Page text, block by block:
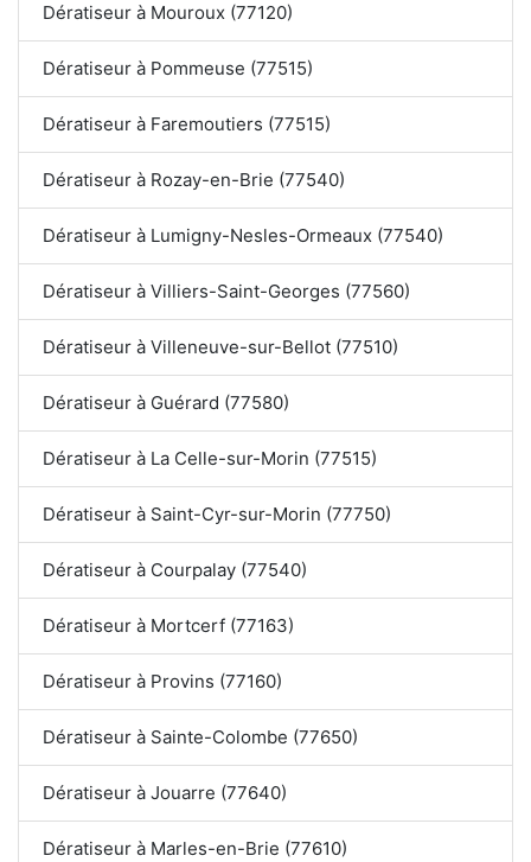
Dératiseur à Mouroux (77120)
Dératiseur à Pommeuse (77515)
Dératiseur à Faremoutiers (77515)
Dératiseur à Rozay-en-Brie (77540)
Dératiseur à Lumigny-Nesles-Ormeaux (77540)
Dératiseur à Villiers-Saint-Georges (77560)
Dératiseur à Villeneuve-sur-Bellot (77510)
Dératiseur à Guérard (77580)
Dératiseur à La Celle-sur-Morin (77515)
Dératiseur à Saint-Cyr-sur-Morin (77750)
Dératiseur à Courpalay (77540)
Dératiseur à Mortcerf (77163)
Dératiseur à Provins (77160)
Dératiseur à Sainte-Colombe (77650)
Dératiseur à Jouarre (77640)
Dératiseur à Marles-en-Brie (77610)